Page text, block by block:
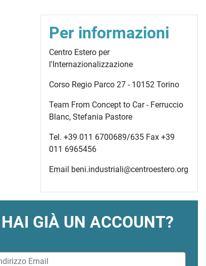
Per informazioni
Centro Estero per
l'Internazionalizzazione
Corso Regio Parco 27 - 10152 Torino
Team From Concept to Car - Ferruccio
Blanc, Stefania Pastore
Tel. +39 011 6700689/635 Fax +39
011 6965456
Email beni.industriali@centroestero.org
HAI GIÀ UN ACCOUNT?